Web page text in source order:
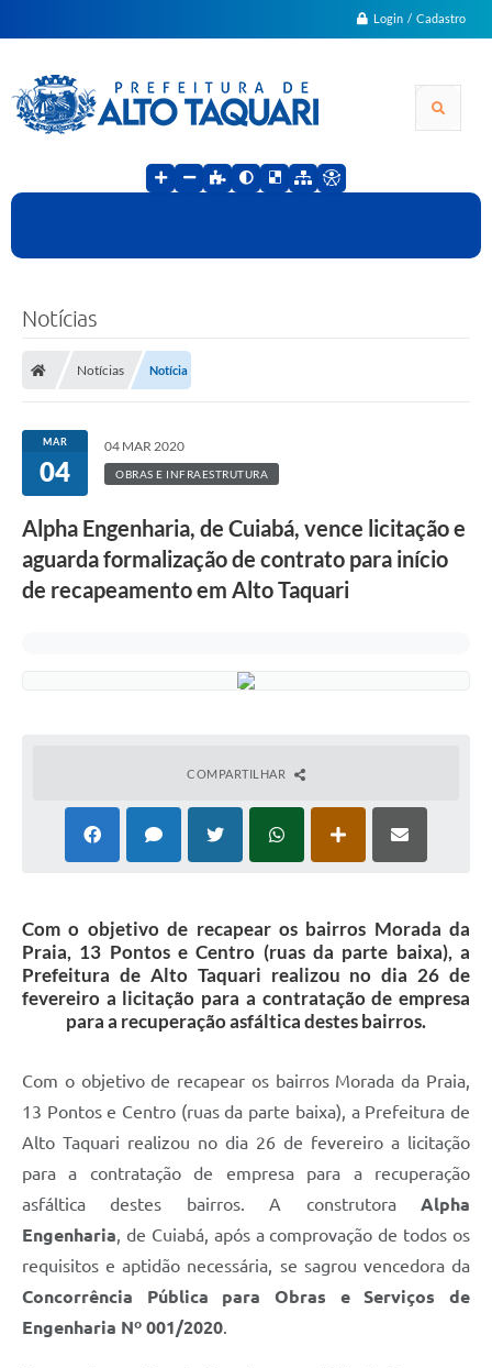
Login / Cadastro
Notícias
Notícias Notícia
MAR
04
04 MAR 2020
OBRAS E INFRAESTRUTURA
Alpha Engenharia, de Cuiabá, vence licitação e
aguarda formalização de contrato para início
de recapeamento em Alto Taquari
COMPARTILHAR
Com o objetivo de recapear os bairros Morada da
Praia, 13 Pontos e Centro (ruas da parte baixa), a
Prefeitura de Alto Taquari realizou no dia 26 de
fevereiro a licitação para a contratação de empresa
para a recuperação asfáltica destes bairros.
Com o objetivo de recapear os bairros Morada da Praia,
13 Pontos e Centro (ruas da parte baixa), a Prefeitura de
Alto Taquari realizou no dia 26 de fevereiro a licitação
para a contratação de empresa para a recuperação
asfáltica destes bairros. A construtora Alpha
Engenharia, de Cuiabá, após a comprovação de todos os
requisitos e aptidão necessária, se sagrou vencedora da
Concorrência Pública para Obras e Serviços de
Engenharia Nº 001/2020.